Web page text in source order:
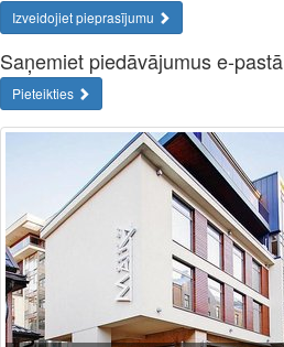
Izveidojiet pieprasījumu
Saņemiet piedāvājumus e-pastā
Pieteikties